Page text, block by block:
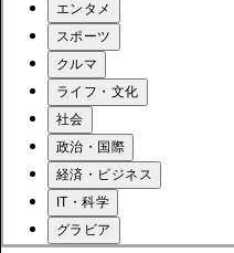
エンタメ
スポーツ
クルマ
ライフ・文化
社会
政治・国際
経済・ビジネス
IT・科学
グラビア